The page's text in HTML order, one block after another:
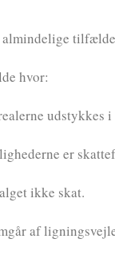
almindelige
hvor:
udstykkes
er
ikke skat.
af